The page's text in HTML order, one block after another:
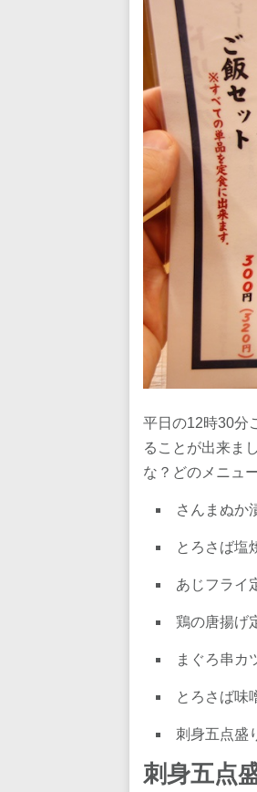
平日の12時30分
ることが出来ま
な？どのメニュ
さんまぬか
とろさば塩
あじフライ
鶏の唐揚げ
まぐろ串カ
とろさば味
刺身五点盛
刺身五点